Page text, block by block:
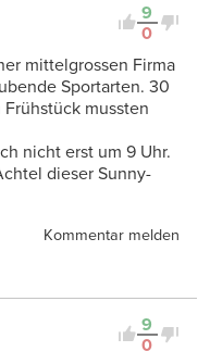
9
0
mittelgrossen Firma
Sportarten. 30
mussten
nicht erst um 9 Uhr.
dieser Sunny-
Kommentar melden
9
0